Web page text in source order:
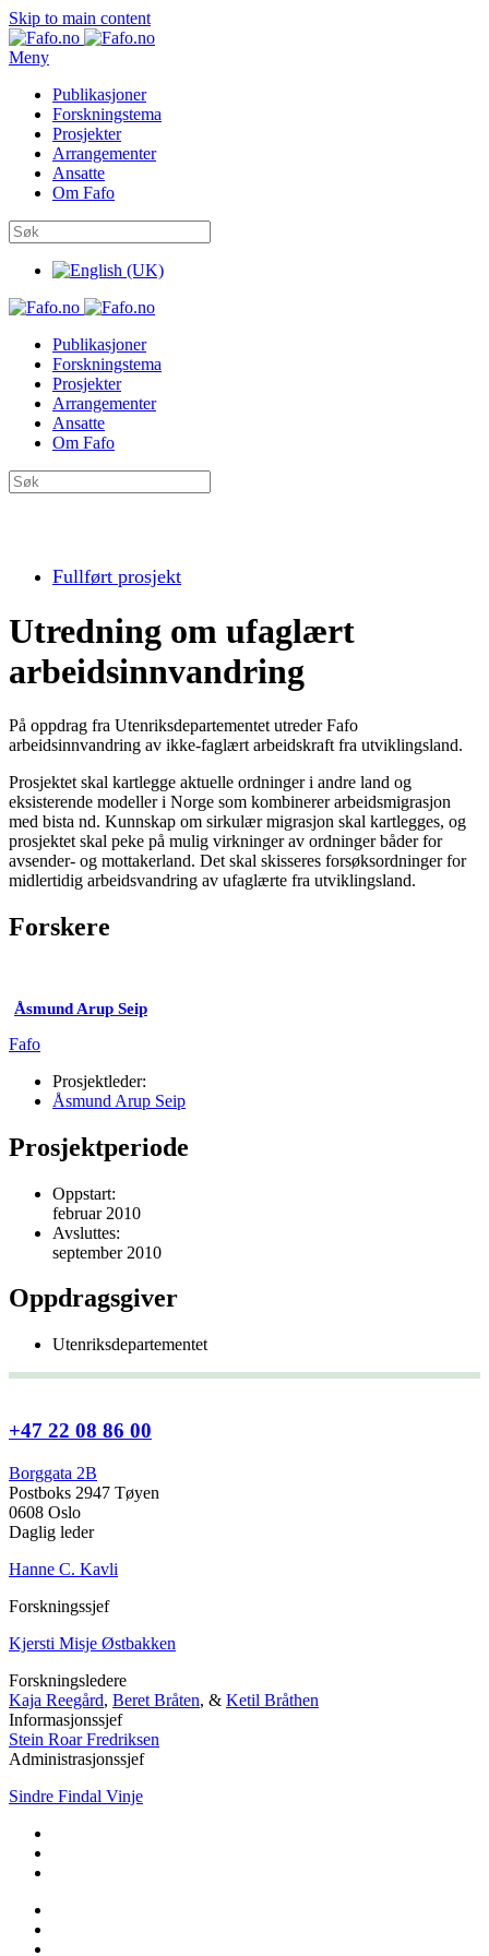
Skip to main content
Meny
Publikasjoner
Forskningstema
Prosjekter
Arrangementer
Ansatte
Om Fafo
Publikasjoner
Forskningstema
Prosjekter
Arrangementer
Ansatte
Om Fafo
Fullført prosjekt
Utredning om ufaglært
arbeidsinnvandring
På oppdrag fra Utenriksdepartementet utreder Fafo
arbeidsinnvandring av ikke-faglært arbeidskraft fra utviklingsland.
Prosjektet skal kartlegge aktuelle ordninger i andre land og
eksisterende modeller i Norge som kombinerer arbeidsmigrasjon
med bista nd. Kunnskap om sirkulær migrasjon skal kartlegges, og
prosjektet skal peke på mulig virkninger av ordninger båder for
avsender- og mottakerland. Det skal skisseres forsøksordninger for
midlertidig arbeidsvandring av ufaglærte fra utviklingsland.
Forskere
Åsmund Arup Seip
Fafo
Prosjektleder:
Åsmund Arup Seip
Prosjektperiode
Oppstart:
februar 2010
Avsluttes:
september 2010
Oppdragsgiver
Utenriksdepartementet
+47 22 08 86 00
Borggata 2B
Postboks 2947 Tøyen
0608 Oslo
Daglig leder
Hanne C. Kavli
Forskningssjef
Kjersti Misje Østbakken
Forskningsledere
Kaja Reegård, Beret Bråten, & Ketil Bråthen
Informasjonssjef
Stein Roar Fredriksen
Administrasjonssjef
Sindre Findal Vinje